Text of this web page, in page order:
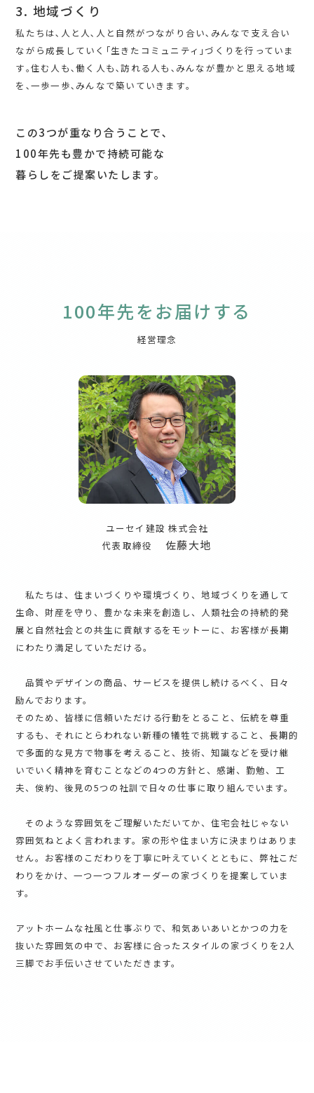
3. 地域づくり
私たちは､人と人､人と自然がつながり合い､みんなで支え合い
ながら成長していく｢生きたコミュニティ｣づくりを行っていま
す｡住む人も､働く人も､訪れる人も､みんなが豊かと思える地域
を､一歩一歩､みんなで築いていきます｡
この3つが重なり合うことで､
100年先も豊かで持続可能な
暮らしをご提案いたします｡
100年先をお届けする
経営理念
ユーセイ建設 株式会社
代表取締役
佐藤大地
私たちは、住まいづくりや環境づくり、地域づくりを通して
生命、財産を守り、豊かな未来を創造し、人類社会の持続的発
展と自然社会との共生に貢献するをモットーに、お客様が長期
にわたり満足していただける。
品質やデザインの商品、サービスを提供し続けるべく、日々
励んでおります。
そのため、皆様に信頼いただける行動をとること、伝統を尊重
するも、それにとらわれない新種の犠牲で挑戦すること、長期的
で多面的な見方で物事を考えること、技術、知識などを受け継
いでいく精神を育むことなどの4つの方針と、感謝、勤勉、工
夫、倹約、後見の5つの社訓で日々の仕事に取り組んでいます。
そのような雰囲気をご理解いただいてか、住宅会社じゃない
雰囲気ねとよく言われます。家の形や住まい方に決まりはありま
せん。お客様のこだわりを丁寧に叶えていくとともに、弊社こだ
わりをかけ、一つ一つフルオーダーの家づくりを提案していま
す。
アットホームな社風と仕事ぶりで、和気あいあいとかつの力を
抜いた雰囲気の中で、お客様に合ったスタイルの家づくりを2人
三脚でお手伝いさせていただきます。